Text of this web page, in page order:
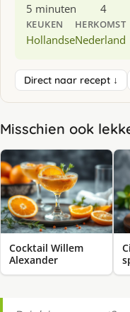
5 minuten 4
KEUKEN
Hollandse
HERKOMST
Nederland
Direct naar recept ↓
Misschien ook
Cocktail Willem
Alexander